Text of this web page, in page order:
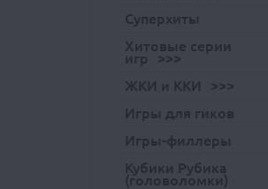
Суперхиты
Хитовые серии
игр
ЖКИ и ККИ
Игры для гиков
Игры-филлеры
Кубики Рубика
(головоломки)